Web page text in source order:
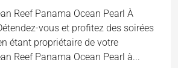
Reef Panama Ocean Pearl À
vous et profitez des soirées
étant propriétaire de votre
Reef Panama Ocean Pearl à...